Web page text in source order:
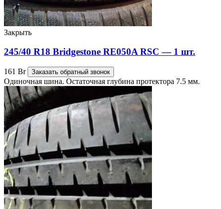
Закрыть
245/40 R18 Bridgestone RE050A RSC — 1 шт.
161 Br Заказать обратный звонок
Одиночная шина. Остаточная глубина протектора 7.5 мм.